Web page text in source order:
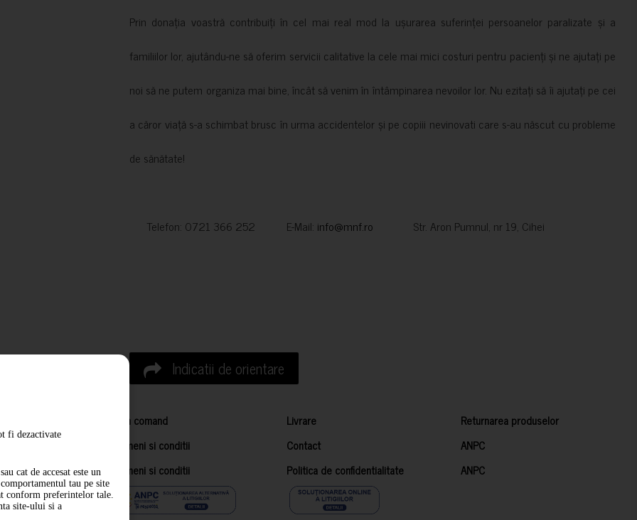
Prin donația voastră contribuiți în cel mai real mod la ușurarea suferinței persoanelor paralizate și a
familiilor lor, ajutându-ne să oferim servicii calitative la cele mai mici costuri pentru pacienți și ne ajutați pe
noi să ne putem organiza mai bine, încât să venim în întâmpinarea nevoilor lor. Nu ezitați să îi ajutați pe cei
a căror viață s-a schimbat brusc în urma accidentelor și pe copiii nevinovati care s-au născut cu probleme
de sănătate!
Telefon: 0721 366 252 E-Mail: info@mnf.ro Str. Aron Pumnul, nr 19, Cihei
Indicatii de orientare
Cum comand Livrare
Returnarea produselor
Termeni si conditii
Contact
ANPC
Termeni si conditii
Politica de confidentialitate ANPC
fi dezactivate
cat de accesat este un
tau pe site
conform preferintelor tale.
site-ului si a